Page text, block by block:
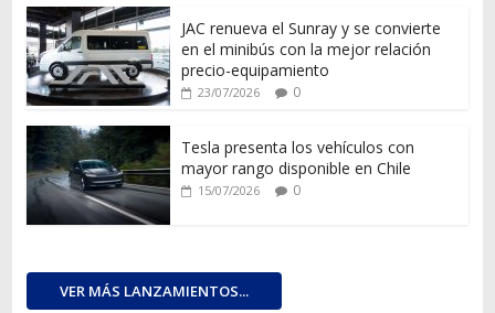
JAC renueva el Sunray y se convierte
en el minibús con la mejor relación
precio-equipamiento
23/07/2026 0
Tesla presenta los vehículos con
mayor rango disponible en Chile
15/07/2026 0
VER MÁS LANZAMIENTOS...